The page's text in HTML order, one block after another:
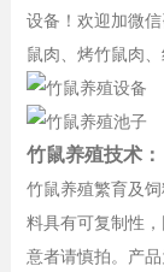
设备！欢迎加微
鼠肉、烤竹鼠肉、
竹鼠养殖技术：
竹鼠养殖繁育及
料具有可复制性
意者请慎拍。产